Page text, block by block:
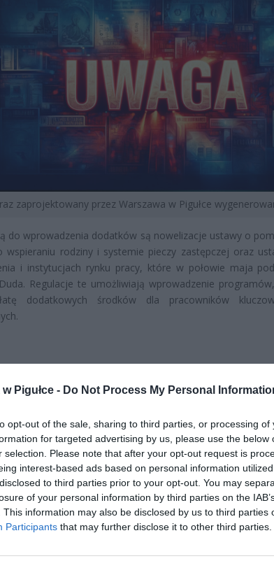
Pigułce - Do Not Process My Personal
opt-out of the sale, sharing to third parties, or processing of
for targeted advertising by us, please use the below
selection. Please note that after your opt-out request is
interest-based ads based on personal information
to third parties prior to your opt-out. You may
of your personal information by third parties on the
This information may also be disclosed by us to third parties
Participants that may further disclose it to other third parties.
zaprojektowany przez Warszawa w Pigułce
do wprowadzenia dodatków są nowelizacje ustawy o
wspieraniu rodziny i systemie pieczy zastępczej oraz
i instytucjach rynku pracy, które w połowie maja
Regulacje te umożliwiają wprowadzenie
dodatkowych środków dla pracowników
ad